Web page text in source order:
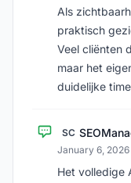
Als
praktisch
Veel cliënten
maar het
duidelijke
SC
January 6, 2026
Het volledige